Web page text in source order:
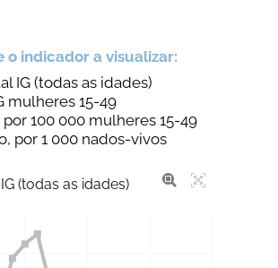
o indicador a visualizar:
IG (todas as idades)
mulheres 15-49
por 100 000 mulheres 15-49
por 1 000 nados-vivos
(todas as idades)